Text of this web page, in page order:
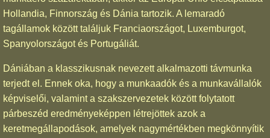
Hollandia, Finnország és Dánia tartozik. A lemaradó
tagállamok között találjuk Franciaországot, Luxemburgot,
Spanyolországot és Portugáliát.
Dániában a klasszikusnak nevezett alkalmazotti távmunka
terjedt el. Ennek oka, hogy a munkaadók és a munkavállalók
képviselői, valamint a szakszervezetek között folytatott
párbeszéd eredményeképpen létrejöttek azok a
keretmegállapodások, amelyek nagymértékben megkönnyítik